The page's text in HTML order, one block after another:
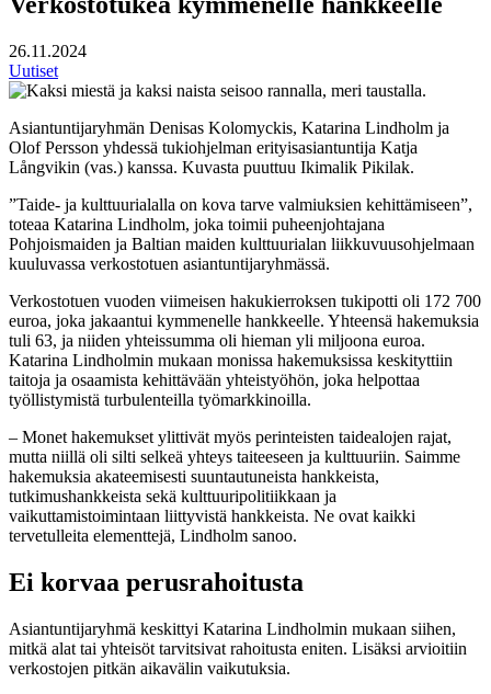
26.11.2024
Uutiset
Asiantuntijaryhmän Denisas Kolomyckis, Katarina Lindholm ja
Olof Persson yhdessä tukiohjelman erityisasiantuntija Katja
Långvikin (vas.) kanssa. Kuvasta puuttuu Ikimalik Pikilak.
”Taide- ja kulttuurialalla on kova tarve valmiuksien kehittämiseen”,
toteaa Katarina Lindholm, joka toimii puheenjohtajana
Pohjoismaiden ja Baltian maiden kulttuurialan liikkuvuusohjelmaan
kuuluvassa verkostotuen asiantuntijaryhmässä.
Verkostotuen vuoden viimeisen hakukierroksen tukipotti oli 172 700
euroa, joka jakaantui kymmenelle hankkeelle. Yhteensä hakemuksia
tuli 63, ja niiden yhteissumma oli hieman yli miljoona euroa.
Katarina Lindholmin mukaan monissa hakemuksissa keskityttiin
taitoja ja osaamista kehittävään yhteistyöhön, joka helpottaa
työllistymistä turbulenteilla työmarkkinoilla.
– Monet hakemukset ylittivät myös perinteisten taidealojen rajat,
mutta niillä oli silti selkeä yhteys taiteeseen ja kulttuuriin. Saimme
hakemuksia akateemisesti suuntautuneista hankkeista,
tutkimushankkeista sekä kulttuuripolitiikkaan ja
vaikuttamistoimintaan liittyvistä hankkeista. Ne ovat kaikki
tervetulleita elementtejä, Lindholm sanoo.
Ei korvaa perusrahoitusta
Asiantuntijaryhmä keskittyi Katarina Lindholmin mukaan siihen,
mitkä alat tai yhteisöt tarvitsivat rahoitusta eniten. Lisäksi arvioitiin
verkostojen pitkän aikavälin vaikutuksia.